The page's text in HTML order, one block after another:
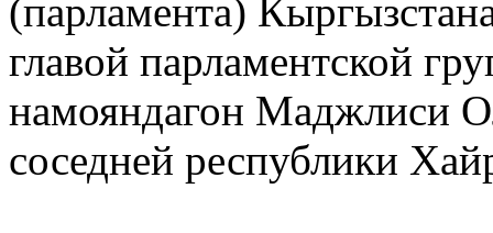
(парламента)
главой парламентской
намояндагон Маджлиси
соседней республики